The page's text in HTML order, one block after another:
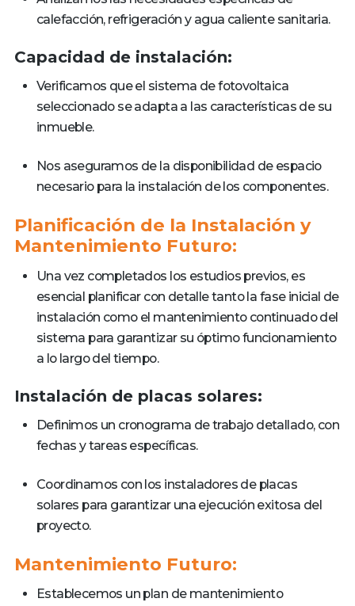
calefacción, refrigeración y agua caliente sanitaria.
Capacidad de instalación:
Verificamos que el sistema de fotovoltaica
seleccionado se adapta a las características de su
inmueble.
Nos aseguramos de la disponibilidad de espacio
necesario para la instalación de los componentes.
Planificación de la Instalación y
Mantenimiento Futuro:
Una vez completados los estudios previos, es
esencial planificar con detalle tanto la fase inicial de
instalación como el mantenimiento continuado del
sistema para garantizar su óptimo funcionamiento
a lo largo del tiempo.
Instalación de placas solares:
Definimos un cronograma de trabajo detallado, con
fechas y tareas específicas.
Coordinamos con los instaladores de placas
solares para garantizar una ejecución exitosa del
proyecto.
Mantenimiento Futuro:
Establecemos un plan de mantenimiento